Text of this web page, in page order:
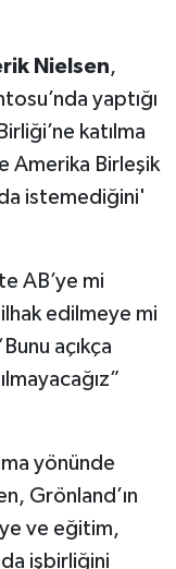
Nielsen,
yaptığı
katılma
Amerika Birleşik
da istemediğini'
AB’ye mi
edilmeye mi
açıkça
yönünde
Grönland’ın
ve eğitim,
işbirliğini